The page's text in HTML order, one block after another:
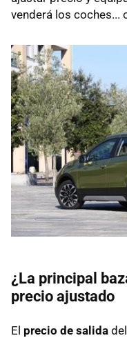
venderá los coches...
¿La principal
precio ajustado
El precio de salida